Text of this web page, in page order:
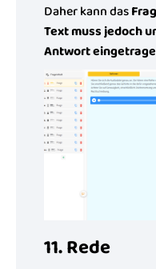
Daher kann das
Text muss jedoch
Antwort
11. Rede